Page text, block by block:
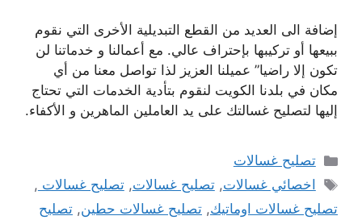
إضافة الى العديد من القطع التبديلية الأخرى التي نقوم
ببيعها أو تركيبها بإحتراف عالي. مع أعمالنا و خدماتنا لن
تكون إلا راضيا” عميلنا العزيز لذا تواصل معنا من أي
مكان في بلدنا الكويت لنقوم بتأدية الخدمات التي تحتاج
إليها لتصليح غسالتك على يد العاملين الماهرين و الأكفاء.
التصنيفات
تصليح غسالات
الوسوم
اخصائي غسالات,تصليح غسالات,تصليح غسالات ,
تصليح غسالات اوماتيك, تصليح غسالات حطين, تصليح